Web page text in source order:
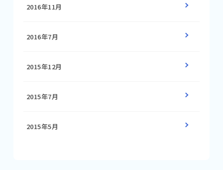
2016年11月
2016年7月
2015年12月
2015年7月
2015年5月